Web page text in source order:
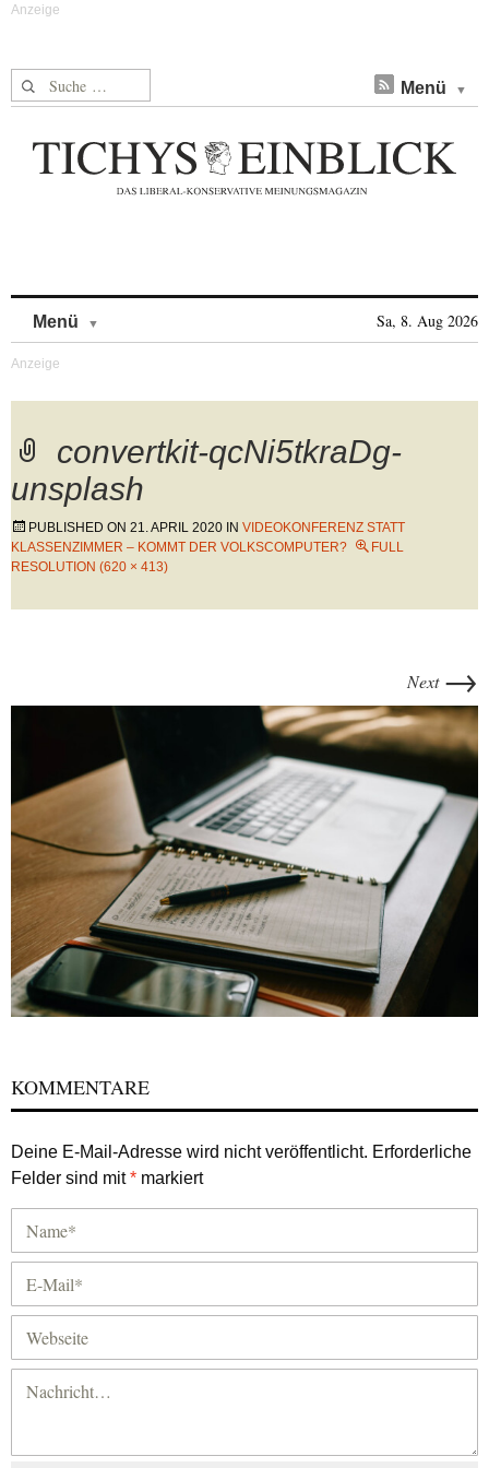
Suche nach: Menü
Menü Sa, 8. Aug 2026
convertkit-qcNi5tkraDg-
unsplash
PUBLISHED ON 21. APRIL 2020 IN VIDEOKONFERENZ STATT
KLASSENZIMMER – KOMMT DER VOLKSCOMPUTER?
FULL
RESOLUTION (620 × 413)
Next →
KOMMENTARE
Deine E-Mail-Adresse wird nicht veröffentlicht. Erforderliche
Felder sind mit* markiert